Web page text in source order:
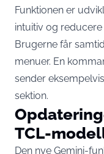
Funktionen er
intuitiv og
Brugerne får
menuer. En
sender
sektion.
TCL-
Den nye Gemini-